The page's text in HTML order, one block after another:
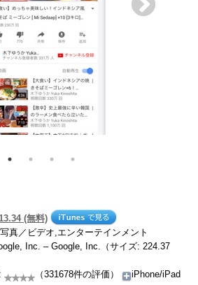
(無料)
真／ビデオ,エンターテインメント
Inc. – Google, Inc.（サイズ: 224.37
（331678件の評価）
iPhone/iPad